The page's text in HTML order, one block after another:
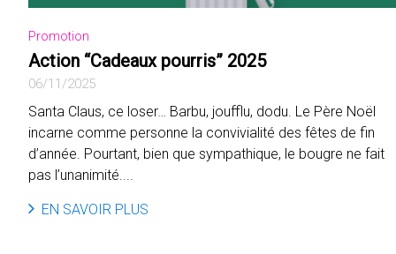
Promotion
Action “Cadeaux pourris” 2025
06/11/2025
Santa Claus, ce loser… Barbu, joufflu, dodu. Le Père Noël
incarne comme personne la convivialité des fêtes de fin
d’année. Pourtant, bien que sympathique, le bougre ne fait
pas l’unanimité....
EN SAVOIR PLUS